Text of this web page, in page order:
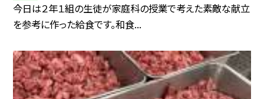
今日は２年１組の生徒が家庭科の授業で考えた素敵な献立
を参考に作った給食です。和食...